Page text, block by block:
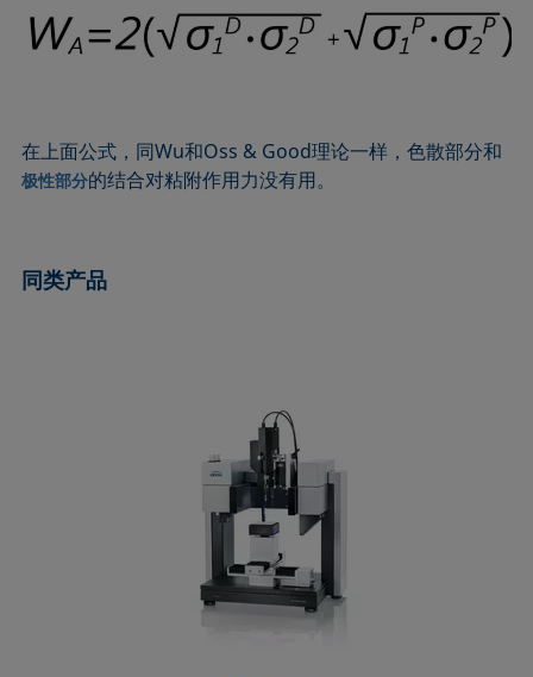
Extended Fowkes法
在上面公式，同Wu和Oss & Good理论一样，色散部分和
极性部分的结合对粘附作用力没有用。
同类产品